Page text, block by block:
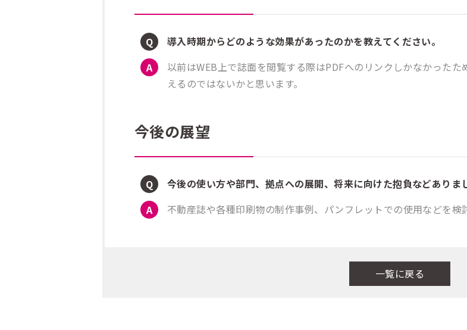
導入時期からどのような効果があったのかを教えてください。
以前はWEB上で誌面を閲覧する際はPDFへのリンクしかなかった
えるのではないかと思います。
今後の展望
今後の使い方や部門、拠点への展開、将来に向けた抱負などありま
不動産誌や各種印刷物の制作事例、パンフレットでの使用などを検
一覧に戻る